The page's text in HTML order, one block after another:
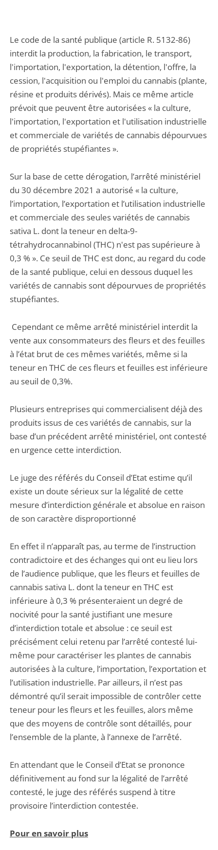
Le code de la santé publique (article R. 5132-86)
interdit la production, la fabrication, le transport,
l'importation, l'exportation, la détention, l'offre, la
cession, l'acquisition ou l'emploi du cannabis (plante,
résine et produits dérivés). Mais ce même article
prévoit que peuvent être autorisées « la culture,
l'importation, l'exportation et l'utilisation industrielle
et commerciale de variétés de cannabis dépourvues
de propriétés stupéfiantes ».
Sur la base de cette dérogation, l’arrêté ministériel
du 30 décembre 2021 a autorisé « la culture,
l’importation, l’exportation et l’utilisation industrielle
et commerciale des seules variétés de cannabis
sativa L. dont la teneur en delta-9-
tétrahydrocannabinol (THC) n'est pas supérieure à
0,3 % ». Ce seuil de THC est donc, au regard du code
de la santé publique, celui en dessous duquel les
variétés de cannabis sont dépourvues de propriétés
stupéfiantes.
Cependant ce même arrêté ministériel interdit la
vente aux consommateurs des fleurs et des feuilles
à l’état brut de ces mêmes variétés, même si la
teneur en THC de ces fleurs et feuilles est inférieure
au seuil de 0,3%.
Plusieurs entreprises qui commercialisent déjà des
produits issus de ces variétés de cannabis, sur la
base d’un précédent arrêté ministériel, ont contesté
en urgence cette interdiction.
Le juge des référés du Conseil d’Etat estime qu’il
existe un doute sérieux sur la légalité de cette
mesure d’interdiction générale et absolue en raison
de son caractère disproportionné
En effet il n’apparaît pas, au terme de l’instruction
contradictoire et des échanges qui ont eu lieu lors
de l’audience publique, que les fleurs et feuilles de
cannabis sativa L. dont la teneur en THC est
inférieure à 0,3 % présenteraient un degré de
nocivité pour la santé justifiant une mesure
d’interdiction totale et absolue : ce seuil est
précisément celui retenu par l’arrêté contesté lui-
même pour caractériser les plantes de cannabis
autorisées à la culture, l’importation, l’exportation et
l’utilisation industrielle. Par ailleurs, il n’est pas
démontré qu’il serait impossible de contrôler cette
teneur pour les fleurs et les feuilles, alors même
que des moyens de contrôle sont détaillés, pour
l’ensemble de la plante, à l’annexe de l’arrêté.
En attendant que le Conseil d’Etat se prononce
définitivement au fond sur la légalité de l’arrêté
contesté, le juge des référés suspend à titre
provisoire l’interdiction contestée.
Pour en savoir plus